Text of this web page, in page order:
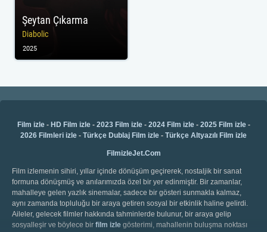
Şeytan Çıkarma
Diabolic
2025
Film izle- HD Film izle- 2023 Film izle- 2024 Film izle- 2025 Film izle-
2026 Filmleri izle - Türkçe Dublaj Film izle - Türkçe Altyazılı Film izle
FilmizleJet.Com
Film izlemenin sihiri, yıllar içinde dönüşüm geçirerek, nostaljik bir sanat
formuna dönüşmüş ve anılarımızda özel bir yer edinmiştir. Bir zamanlar,
mahalleye gelen yazlık sinemalar, sadece bir gösteri sunmakla kalmaz,
aynı zamanda topluluğu bir araya getiren sosyal bir etkinlik haline gelirdi.
Aileler, gelecek filmler hakkında tahminlerde bulunur, bir araya gelip
sosyalleşir ve böylece bir film izle gösterimi, mahallenin buluşma noktası